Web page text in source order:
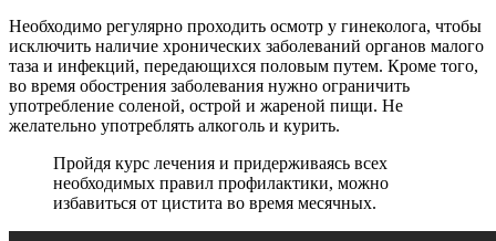
Необходимо регулярно проходить осмотр у гинеколога, чтобы
исключить наличие хронических заболеваний органов малого
таза и инфекций, передающихся половым путем. Кроме того,
во время обострения заболевания нужно ограничить
употребление соленой, острой и жареной пищи. Не
желательно употреблять алкоголь и курить.
Пройдя курс лечения и придерживаясь всех
необходимых правил профилактики, можно
избавиться от цистита во время месячных.